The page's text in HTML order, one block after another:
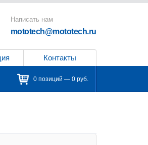
Написать нам
mototech@mototech.ru
Контакты
0 позиций — 0 руб.